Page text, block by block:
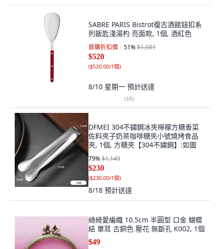
SABRE PARIS Bistrot復古酒館鈕扣系
列飯匙淺湯杓 亮面款, 1個, 酒紅色
首購折扣價 51%$1,081
$520
($520.00/1個)
8/10 星期一 預計送達
(18)
DFMEI 304不鏽鋼冰夾檸檬方糖香菜
佐料夾子奶茶咖啡糖夾小號燒烤食品
夾, 1個, 方糖夾【304不鏽鋼】:如圖
79%$1,149
$230
($230.00/1個)
8/18 預計送達
綺綺愛編織 10.5cm 半圓型 口金 蝴蝶
結 單耳 古銅色 壓花 無斷孔 K002, 1個
$49